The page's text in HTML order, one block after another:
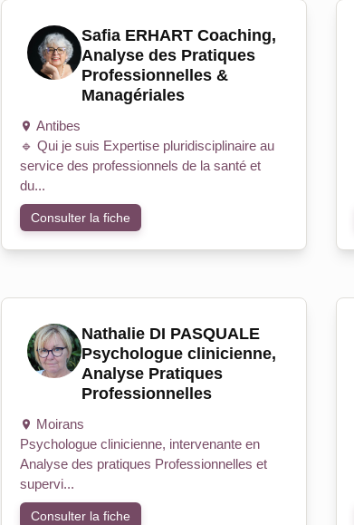
Safia ERHART Coaching,
Analyse des Pratiques
Professionnelles &
Managériales
Antibes
🔹 Qui je suis Expertise pluridisciplinaire au
service des professionnels de la santé et
du...
Consulter la fiche
Nathalie DI PASQUALE
Psychologue clinicienne,
Analyse Pratiques
Professionnelles
Moirans
Psychologue clinicienne, intervenante en
Analyse des pratiques Professionnelles et
supervi...
Consulter la fiche